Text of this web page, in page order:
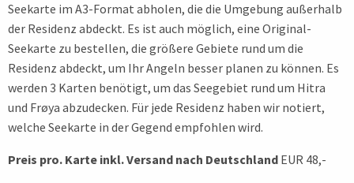
Seekarte im A3-Format abholen, die die Umgebung außerhalb
der Residenz abdeckt. Es ist auch möglich, eine Original-
Seekarte zu bestellen, die größere Gebiete rund um die
Residenz abdeckt, um Ihr Angeln besser planen zu können. Es
werden 3 Karten benötigt, um das Seegebiet rund um Hitra
und Frøya abzudecken. Für jede Residenz haben wir notiert,
welche Seekarte in der Gegend empfohlen wird.
Preis pro. Karte inkl. Versand nach Deutschland EUR 48,-